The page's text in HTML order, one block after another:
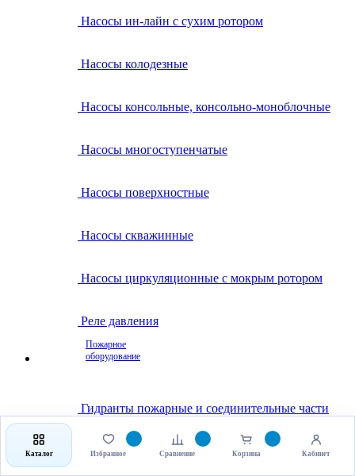
Насосы ин-лайн с сухим ротором
Насосы колодезные
Насосы консольные, консольно-моноблочные
Насосы многоступенчатые
Насосы поверхностные
Насосы скважинные
Насосы циркуляционные с мокрым ротором
Реле давления
Пожарное
оборудование
Гидранты пожарные и соединительные части
Клапаны пожарные
Каталог Избранное Сравнение Корзина Кабинет